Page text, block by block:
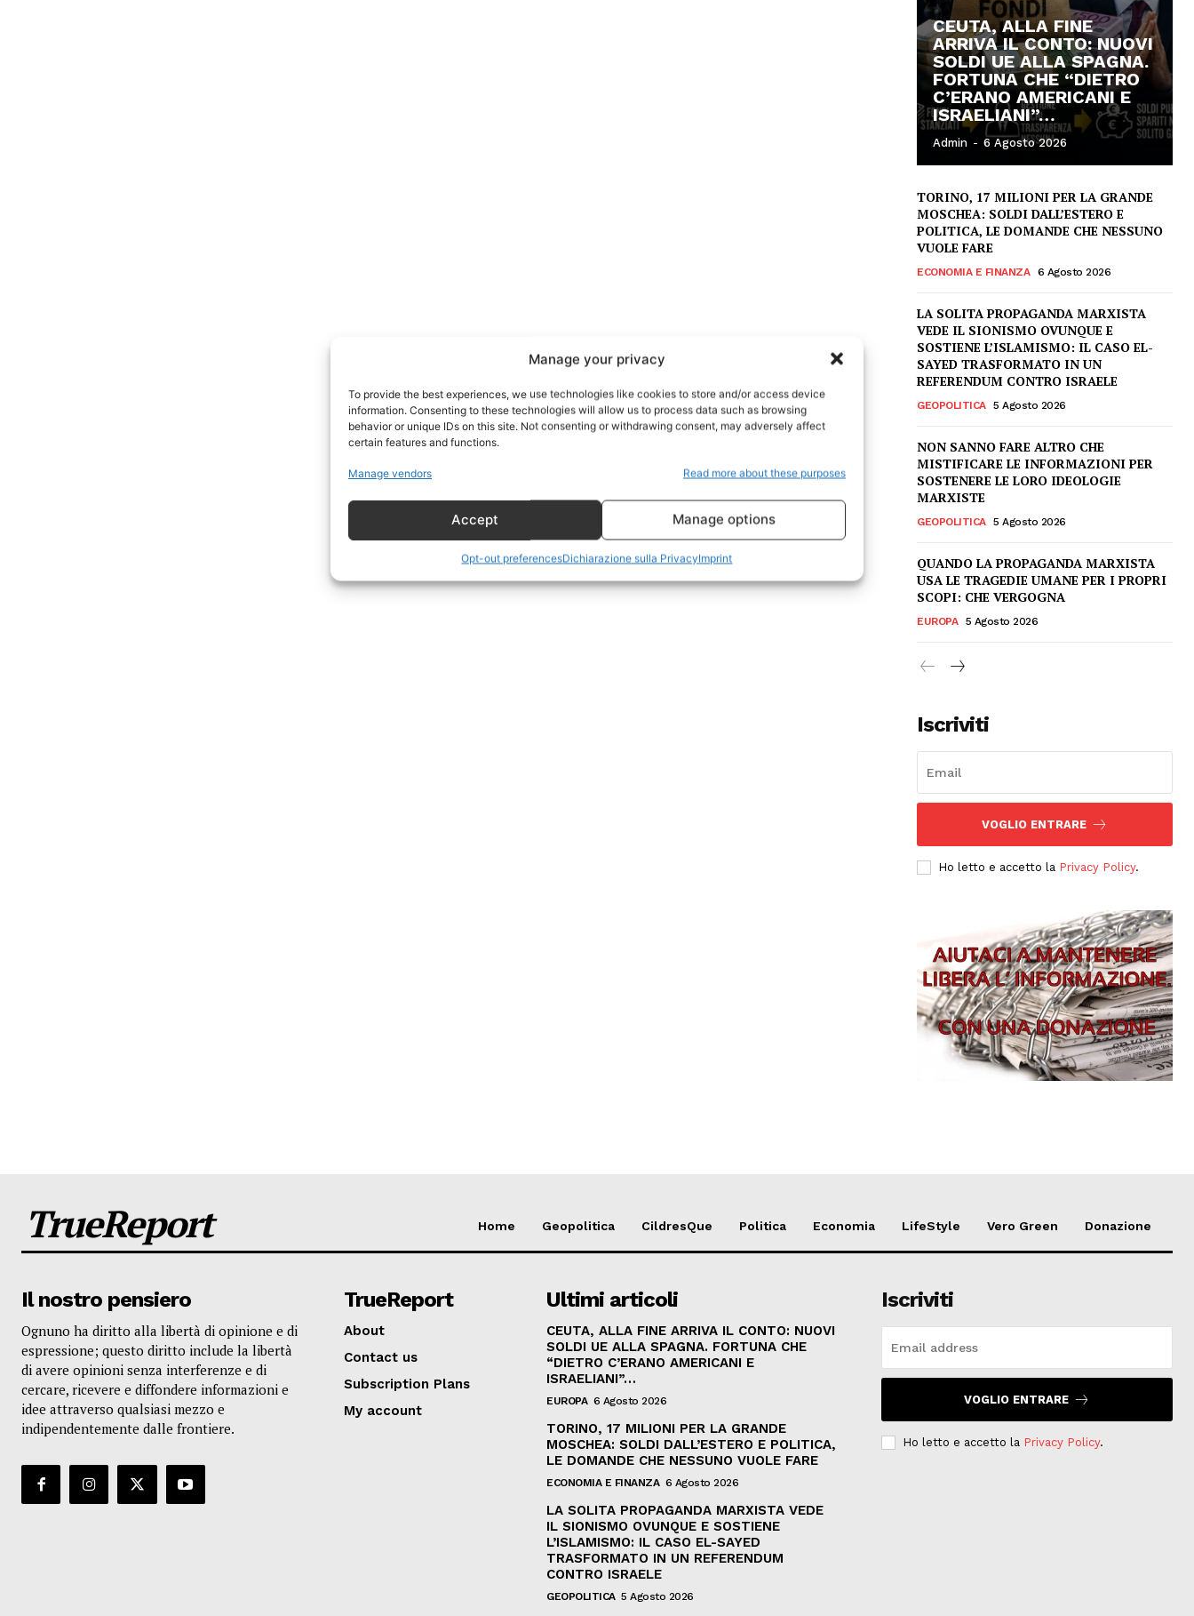
Manage your privacy
To provide the best experiences, we use technologies like cookies to store and/or access device
information. Consenting to these technologies will allow us to process data such as browsing
behavior or unique IDs on this site. Not consenting or withdrawing consent, may adversely affect
certain features and functions.
Manage vendors Read more about these purposes
Accept Manage options
Opt-out preferencesDichiarazione sulla PrivacyImprint
Geopolitica
CEUTA, ALLA FINE
ARRIVA IL CONTO: NUOVI
SOLDI UE ALLA SPAGNA.
FORTUNA CHE “DIETRO
C’ERANO AMERICANI E
ISRAELIANI”…
Admin - 6 Agosto 2026
TORINO, 17 MILIONI PER LA GRANDE
MOSCHEA: SOLDI DALL’ESTERO E
POLITICA, LE DOMANDE CHE NESSUNO
VUOLE FARE
ECONOMIA E FINANZA 6 Agosto 2026
LA SOLITA PROPAGANDA MARXISTA
VEDE IL SIONISMO OVUNQUE E
SOSTIENE L’ISLAMISMO: IL CASO EL-
SAYED TRASFORMATO IN UN
REFERENDUM CONTRO ISRAELE
GEOPOLITICA 5 Agosto 2026
NON SANNO FARE ALTRO CHE
MISTIFICARE LE INFORMAZIONI PER
SOSTENERE LE LORO IDEOLOGIE
MARXISTE
GEOPOLITICA 5 Agosto 2026
QUANDO LA PROPAGANDA MARXISTA
USA LE TRAGEDIE UMANE PER I PROPRI
SCOPI: CHE VERGOGNA
EUROPA 5 Agosto 2026
Iscriviti
VOGLIO ENTRARE
Ho letto e accetto la Privacy Policy.
TrueReport Home Geopolitica CildresQue Politica Economia LifeStyle Vero Green Donazione
Il nostro pensiero
Ognuno ha diritto alla libertà di opinione e di
espressione; questo diritto include la libertà
di avere opinioni senza interferenze e di
cercare, ricevere e diffondere informazioni e
idee attraverso qualsiasi mezzo e
indipendentemente dalle frontiere.
TrueReport
About
Contact us
Subscription Plans
My account
Ultimi articoli
CEUTA, ALLA FINE ARRIVA IL CONTO: NUOVI
SOLDI UE ALLA SPAGNA. FORTUNA CHE
“DIETRO C’ERANO AMERICANI E
ISRAELIANI”…
EUROPA 6 Agosto 2026
TORINO, 17 MILIONI PER LA GRANDE
MOSCHEA: SOLDI DALL’ESTERO E POLITICA,
LE DOMANDE CHE NESSUNO VUOLE FARE
ECONOMIA E FINANZA 6 Agosto 2026
LA SOLITA PROPAGANDA MARXISTA VEDE
IL SIONISMO OVUNQUE E SOSTIENE
L’ISLAMISMO: IL CASO EL-SAYED
TRASFORMATO IN UN REFERENDUM
CONTRO ISRAELE
GEOPOLITICA 5 Agosto 2026
Iscriviti
VOGLIO ENTRARE
Ho letto e accetto la Privacy Policy.